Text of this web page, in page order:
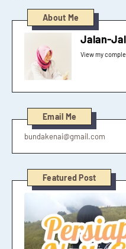
About Me
Jalan-
View my
Email Me
bundakenai@gmail.com
Featured Post